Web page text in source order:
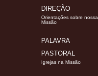
DIREÇÃO
Orientações sobre nossa
Missão
PALAVRA
PASTORAL
Igrejas na Missão